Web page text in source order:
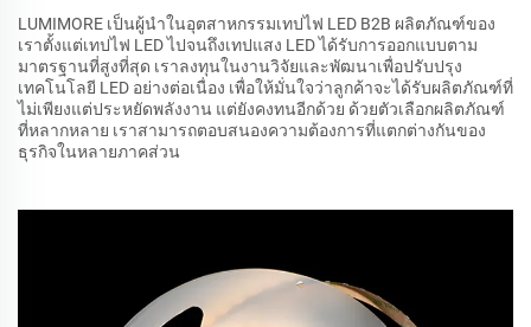
LUMIMORE เป็นผู้นำในอุตสาหกรรมเทปไฟ LED B2B ผลิตภัณฑ์ของ
เราตั้งแต่เทปไฟ LED ไปจนถึงเทปแสง LED ได้รับการออกแบบตาม
มาตรฐานที่สูงที่สุด เราลงทุนในงานวิจัยและพัฒนาเพื่อปรับปรุง
เทคโนโลยี LED อย่างต่อเนื่อง เพื่อให้มั่นใจว่าลูกค้าจะได้รับผลิตภัณฑ์ที่
ไม่เพียงแต่ประหยัดพลังงาน แต่ยังคงทนอีกด้วย ด้วยตัวเลือกผลิตภัณฑ์
ที่หลากหลาย เราสามารถตอบสนองความต้องการที่แตกต่างกันของ
ธุรกิจในหลายภาคส่วน